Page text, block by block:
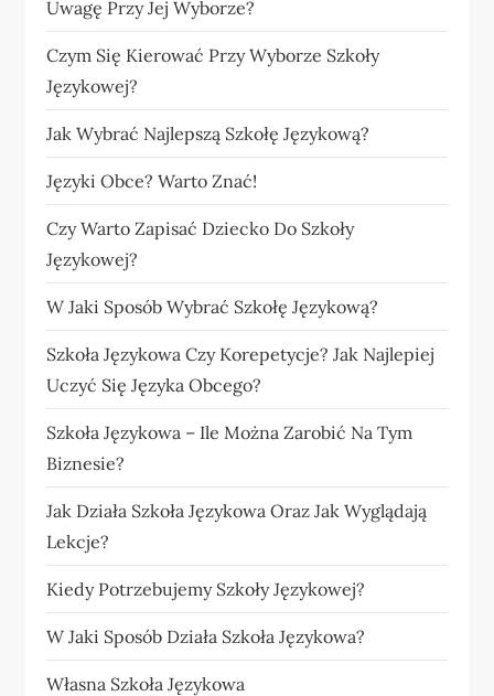
Uwagę Przy Jej Wyborze?
Czym Się Kierować Przy Wyborze Szkoły
Językowej?
Jak Wybrać Najlepszą Szkołę Językową?
Języki Obce? Warto Znać!
Czy Warto Zapisać Dziecko Do Szkoły
Językowej?
W Jaki Sposób Wybrać Szkołę Językową?
Szkoła Językowa Czy Korepetycje? Jak Najlepiej
Uczyć Się Języka Obcego?
Szkoła Językowa – Ile Można Zarobić Na Tym
Biznesie?
Jak Działa Szkoła Językowa Oraz Jak Wyglądają
Lekcje?
Kiedy Potrzebujemy Szkoły Językowej?
W Jaki Sposób Działa Szkoła Językowa?
Własna Szkoła Językowa